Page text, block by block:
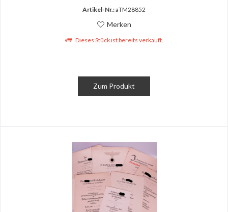
Artikel-Nr.:aTM28852
Merken
Dieses Stück ist bereits verkauft.
Zum Produkt